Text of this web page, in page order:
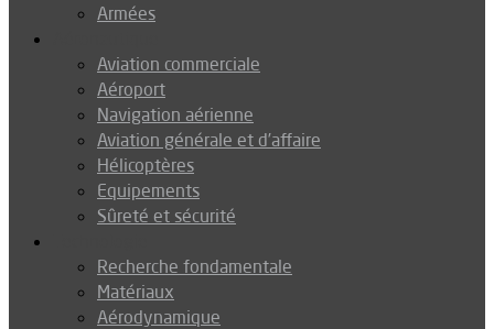
Armées
Aviation commerciale
Aéroport
Navigation aérienne
Aviation générale et d’affaire
Hélicoptères
Equipements
Sûreté et sécurité
Recherche fondamentale
Matériaux
Aérodynamique